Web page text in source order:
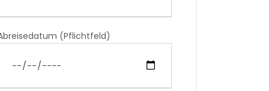
(Pflichtfeld)